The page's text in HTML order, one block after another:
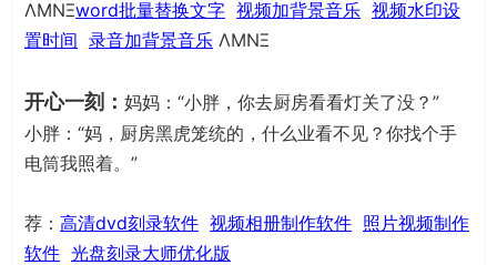
ΛΜΝΞword批量替换文字 视频加背景音乐 视频水印设
置时间 录音加背景音乐 ΛΜΝΞ
开心一刻： 妈妈：“小胖，你去厨房看看灯关了没？”
小胖：“妈，厨房黑虎笼统的，什么业看不见？你找个手
电筒我照着。”
荐： 高清dvd刻录软件 视频相册制作软件 照片视频制作
软件 光盘刻录大师优化版